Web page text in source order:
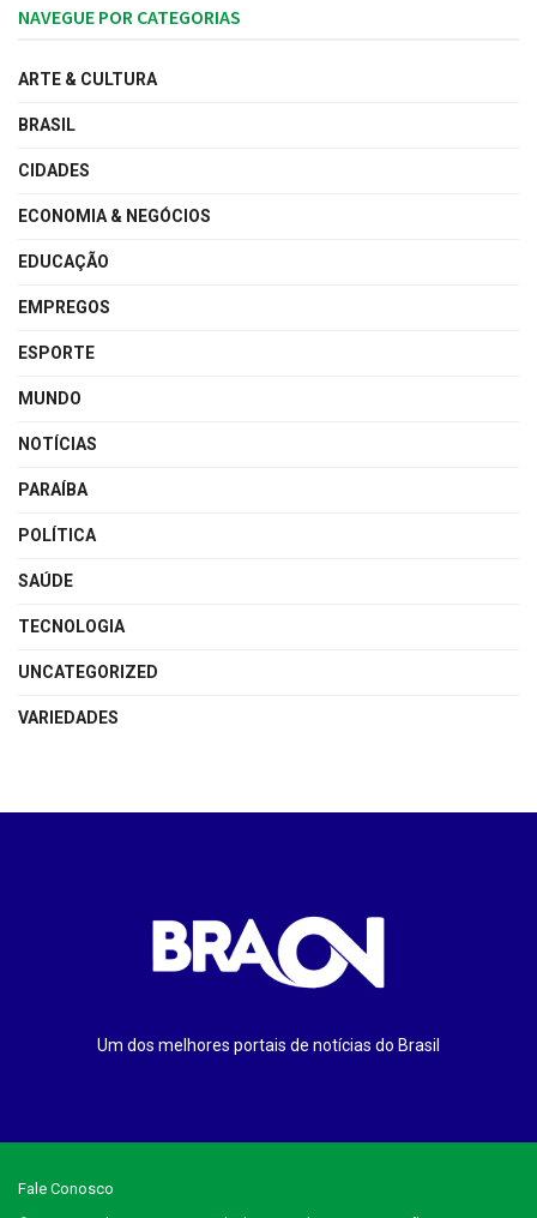
NAVEGUE POR CATEGORIAS
ARTE & CULTURA
BRASIL
CIDADES
ECONOMIA & NEGÓCIOS
EDUCAÇÃO
EMPREGOS
ESPORTE
MUNDO
NOTÍCIAS
PARAÍBA
POLÍTICA
SAÚDE
TECNOLOGIA
UNCATEGORIZED
VARIEDADES
Um dos melhores portais de notícias do Brasil
Fale Conosco